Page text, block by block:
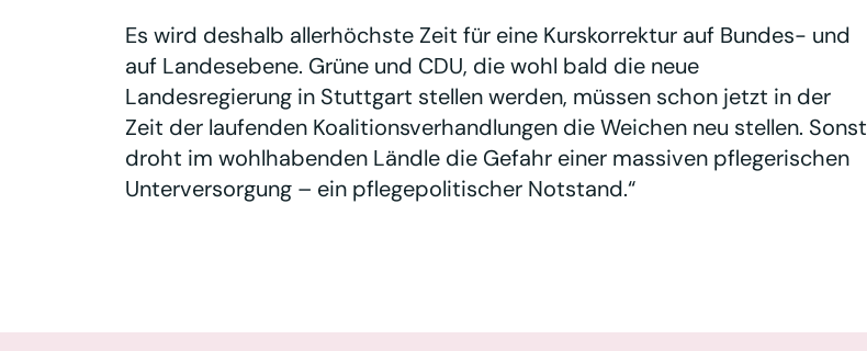
Es wird deshalb allerhöchste Zeit für eine Kurskorrektur auf Bundes- und
auf Landesebene. Grüne und CDU, die wohl bald die neue
Landesregierung in Stuttgart stellen werden, müssen schon jetzt in der
Zeit der laufenden Koalitionsverhandlungen die Weichen neu stellen. Sonst
droht im wohlhabenden Ländle die Gefahr einer massiven pflegerischen
Unterversorgung – ein pflegepolitischer Notstand.“